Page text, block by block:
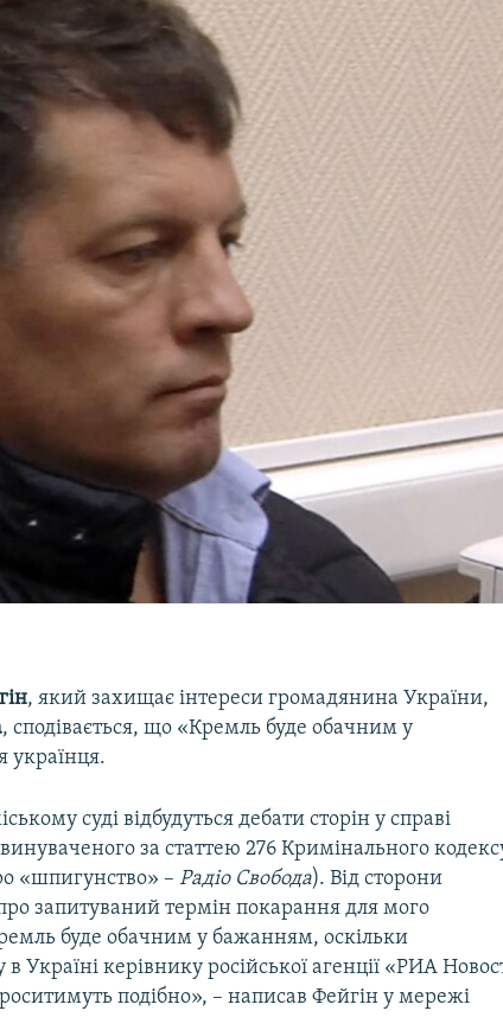
, який захищає інтереси громадянина України,
, сподівається, що «Кремль буде обачним у
українця.
суді відбудуться дебати сторін у справі
за статтею 276 Кримінального
«шпигунство» –Радіо Свобода). Від сторони
запитуваний термін покарання для мого
буде обачним у бажанням, оскільки
керівнику російської агенції «РИА
подібно», – написав Фейгін у мережі